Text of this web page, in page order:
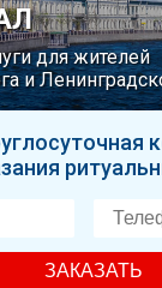
для жителей
и